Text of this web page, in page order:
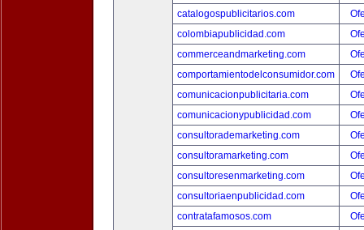
catalogospublicitarios.com
colombiapublicidad.com
commerceandmarketing.com
comportamientodelconsumidor.com
comunicacionpublicitaria.com
comunicacionypublicidad.com
consultorademarketing.com
consultoramarketing.com
consultoresenmarketing.com
consultoriaenpublicidad.com
contratafamosos.com